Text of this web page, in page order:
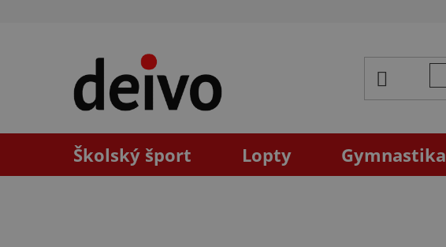
Školský šport Lopty Gymnastika